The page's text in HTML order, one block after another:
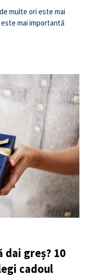
multe ori este mai
mai importantă
dai greș? 10
cadoul